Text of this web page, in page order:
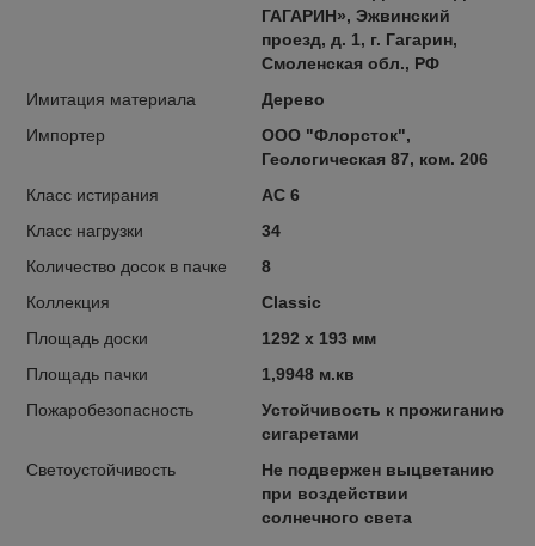
ГАГАРИН», Эжвинский
проезд, д. 1, г. Гагарин,
Смоленская обл., РФ
Имитация материала
Дерево
Импортер
OOO "Флорсток",
Геологическая 87, ком. 206
Класс истирания
AC 6
Класс нагрузки
34
Количество досок в пачке
8
Коллекция
Classic
Площадь доски
1292 x 193 мм
Площадь пачки
1,9948 м.кв
Пожаробезопасность
Устойчивость к прожиганию
сигаретами
Светоустойчивость
Не подвержен выцветанию
при воздействии
солнечного света